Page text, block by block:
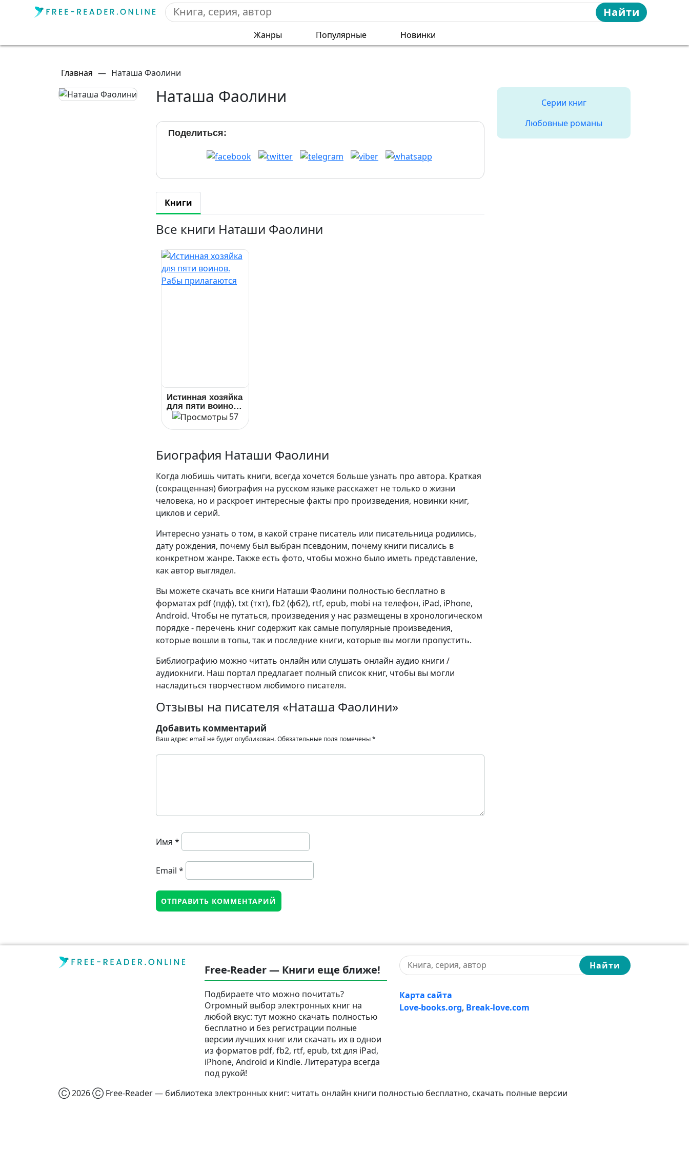
Найти
Жанры Популярные Новинки
Главная — Наташа Фаолини
Наташа Фаолини
Поделиться:
Книги
Все книги Наташи Фаолини
Истинная хозяйка
для пяти воинов.
Рабы
прилагаются
57
Биография Наташи Фаолини
Когда любишь читать книги, всегда хочется больше узнать про автора. Краткая
(сокращенная) биография на русском языке расскажет не только о жизни
человека, но и раскроет интересные факты про произведения, новинки книг,
циклов и серий.
Интересно узнать о том, в какой стране писатель или писательница родились,
дату рождения, почему был выбран псевдоним, почему книги писались в
конкретном жанре. Также есть фото, чтобы можно было иметь представление,
как автор выглядел.
Вы можете скачать все книги Наташи Фаолини полностью бесплатно в
форматах pdf (пдф), txt (тхт), fb2 (фб2), rtf, epub, mobi на телефон, iPad, iPhone,
Android. Чтобы не путаться, произведения у нас размещены в хронологическом
порядке - перечень книг содержит как самые популярные произведения,
которые вошли в топы, так и последние книги, которые вы могли пропустить.
Библиографию можно читать онлайн или слушать онлайн аудио книги /
аудиокниги. Наш портал предлагает полный список книг, чтобы вы могли
насладиться творчеством любимого писателя.
Отзывы на писателя «Наташа Фаолини»
Добавить комментарий
Ваш адрес email не будет опубликован.Обязательные поля помечены*
Имя *
Email *
Серии книг
Любовные романы
Free-Reader — Книги еще ближе!
Подбираете что можно почитать?
Огромный выбор электронных книг на
любой вкус: тут можно скачать полностью
бесплатно и без регистрации полные
версии лучших книг или скачать их в однои
из форматов pdf, fb2, rtf, epub, txt для iPad,
iPhone, Android и Kindle. Литература всегда
под рукой!
Найти
Карта сайта
Love-books.org, Break-love.com
Ⓒ 2026 Ⓒ Free-Reader — библиотека электронных книг: читать онлайн книги полностью бесплатно, скачать полные версии